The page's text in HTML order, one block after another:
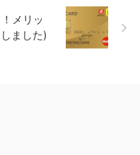
メリッ
ました)